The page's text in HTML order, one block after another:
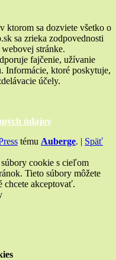
ktorom sa dozviete všetko o
sa zrieka zodpovednosti
stránke.
fajčenie, užívanie
Informácie, ktoré poskytuje,
účely.
údajov
tému Auberge. | Späť
cookie s cieľom
Tieto súbory môžete
akceptovať.